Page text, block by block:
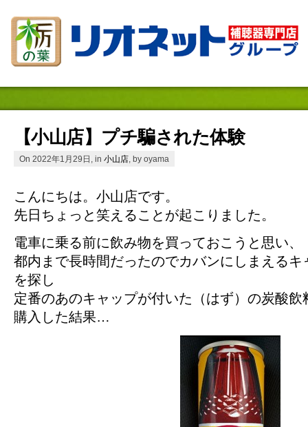
【小山店】プチ騙された体験
On 2022年1月29日, in 小山店 , by oyama
こんにちは。小山店です。
先日ちょっと笑えることが起こりました。
電車に乗る前に飲み物を買っておこうと思い、
都内まで長時間だったのでカバンにしまえる
を探し
定番のあのキャップが付いた（はず）の炭酸
購入した結果…